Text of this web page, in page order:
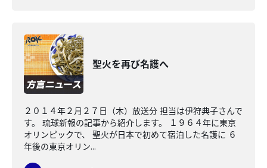
聖火を再び名護へ
２０１４年２月２７日（木）放送分 担当は伊狩典子さんで
す。 琉球新報の記事から紹介します。 １９６４年に東京
オリンピックで、 聖火が日本で初めて宿泊した名護に ６
年後の東京オリン...